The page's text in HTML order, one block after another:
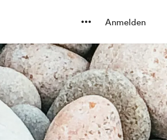
Anmelden